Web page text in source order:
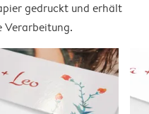
gedruckt und erhält
Verarbeitung.